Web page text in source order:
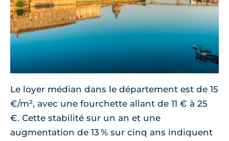
Le loyer médian dans le département est de 15
€/m², avec une fourchette allant de 11 € à 25
€. Cette stabilité sur un an et une
augmentation de 13 % sur cinq ans indiquent